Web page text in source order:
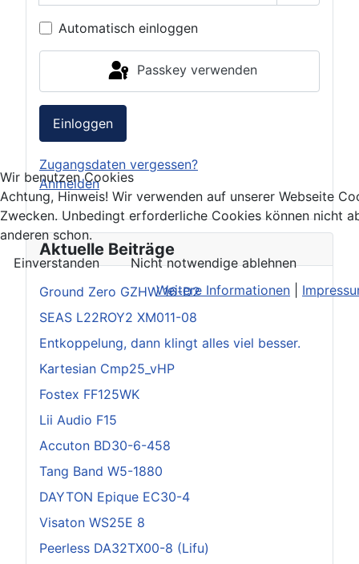
Passwort
Automatisch einloggen
Passkey verwenden
Einloggen
Zugangsdaten vergessen?
Anmelden
Aktuelle Beiträge
Ground Zero GZHW 16-D2
SEAS L22ROY2 XM011-08
Entkoppelung, dann klingt alles viel besser.
Kartesian Cmp25_vHP
Fostex FF125WK
Lii Audio F15
Accuton BD30-6-458
Tang Band W5-1880
DAYTON Epique EC30-4
Visaton WS25E 8
Peerless DA32TX00-8 (Lifu)
Wir benutzen Cookies
Achtung, Hinweis! Wir verwenden auf unserer Webseite
Zwecken. Unbedingt erforderliche Cookies können nicht
anderen schon.
Einverstanden
Nicht notwendige ablehnen
Weitere Informationen